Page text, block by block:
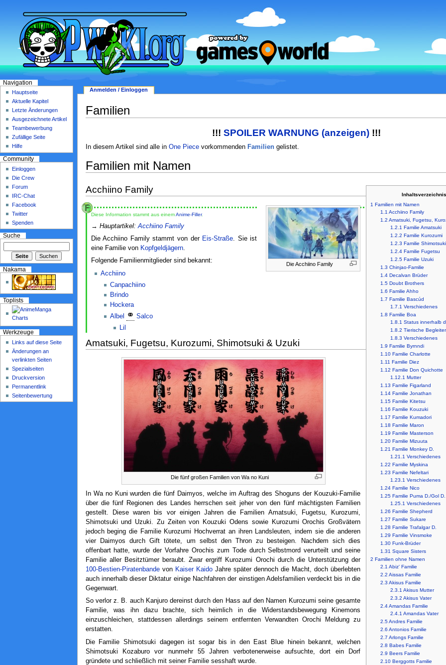
Familien
!!!SPOILER WARNUNG (anzeigen) !!!
In diesem Artikel sind alle in One Piecevorkommenden Familiengelistet.
Familien mit Namen
1 Familien mit Namen
1.1 Acchiino Family
1.2 Amatsuki, Fugetsu,
1.2.1 Familie Amatsuki
1.2.2 Familie Kurozumi
1.2.3 Familie Shimotsuki
1.2.4 Familie Fugetsu
1.2.5 Familie Uzuki
1.3 Chinjao-Familie
1.4 Decalvan Brüder
1.5 Doubt Brothers
1.6 Familie Ahho
1.7 Familie Bascúd
1.7.1 Verschiedenes
1.8 Familie Boa
1.8.1 Status innerhalb
1.8.2 Tierische Begleiter
1.8.3 Verschiedenes
1.9 Familie Byrnndi
1.10 Familie Charlotte
1.11 Familie Diez
1.12 Familie Don Quichotte
1.12.1 Mutter
1.13 Familie Figarland
1.14 Familie Jonathan
1.15 Familie Kitetsu
1.16 Familie Kouzuki
1.17 Familie Kumadori
1.18 Familie Maron
1.19 Familie Masterson
1.20 Familie Mizuuta
1.21 Familie Monkey D.
1.21.1 Verschiedenes
1.22 Familie Myskina
1.23 Familie Nefeltari
1.23.1 Verschiedenes
1.24 Familie Nico
1.25 Familie Puma D./Gol D.
1.25.1 Verschiedenes
1.26 Familie Shepherd
1.27 Familie Sukare
1.28 Familie Trafalgar D.
1.29 Familie Vinsmoke
1.30 Funk-Brüder
1.31 Square Sisters
2 Familien ohne Namen
2.1 Abiz' Familie
2.2 Aissas Familie
2.3 Akisus Familie
2.3.1 Akisus Mutter
2.3.2 Akisus Vater
2.4 Amandas Familie
2.4.1 Amandas Vater
2.5 Andres Familie
2.6 Antonios Familie
2.7 Arlongs Familie
2.8 Babes Familie
2.9 Beers Familie
2.10 Berggotts Familie
Acchiino Family
Die Acchiino Family
Diese Information stammt aus einemAnime-Filler.
→ Hauptartikel: Acchiino Family
Die Acchiino Family stammt von der Eis-Straße. Sie ist
eine Familie von Kopfgeldjägern.
Folgende Familienmitglieder sind bekannt:
Acchiino
Canpachiino
Brindo
Hockera
Albel
⚭ Salco
Lil
Amatsuki, Fugetsu, Kurozumi, Shimotsuki & Uzuki
Die fünf großen Familien von Wa no Kuni
In Wa no Kuni wurden die fünf Daimyos, welche im Auftrag des Shoguns der Kouzuki-Familie
über die fünf Regionen des Landes herrschen seit jeher von den fünf mächtigsten Familien
gestellt. Diese waren bis vor einigen Jahren die Familien Amatsuki, Fugetsu, Kurozumi,
Shimotsuki und Uzuki. Zu Zeiten von Kouzuki Odens sowie Kurozumi Orochis Großvätern
jedoch beging die Familie Kurozumi Hochverrat an ihren Landsleuten, indem sie die anderen
vier Daimyos durch Gift tötete, um selbst den Thron zu besteigen. Nachdem sich dies
offenbart hatte, wurde der Vorfahre Orochis zum Tode durch Selbstmord verurteilt und seine
Familie aller Besitztümer beraubt. Zwar ergriff Kurozumi Orochi durch die Unterstützung der
100-Bestien-Piratenbandevon Kaiser KaidoJahre später dennoch die Macht, doch überlebten
auch innerhalb dieser Diktatur einige Nachfahren der einstigen Adelsfamilien verdeckt bis in die
Gegenwart.
So verlor z. B. auch Kanjuro dereinst durch den Hass auf den Namen Kurozumi seine gesamte
Familie, was ihn dazu brachte, sich heimlich in die Widerstandsbewegung Kinemons
einzuschleichen, stattdessen allerdings seinem entfernten Verwandten Orochi Meldung zu
erstatten.
Die Familie Shimotsuki dagegen ist sogar bis in den East Blue hinein bekannt, welchen
Shimotsuki Kozaburo vor nunmehr 55 Jahren verbotenerweise aufsuchte, dort ein Dorf
gründete und schließlich mit seiner Familie sesshaft wurde.
Anmelden / Einloggen
Navigation
Hauptseite
Aktuelle Kapitel
Letzte Änderungen
Ausgezeichnete Artikel
Teambewerbung
Zufällige Seite
Hilfe
Community
Einloggen
Die Crew
Forum
IRC-Chat
Facebook
Twitter
Spenden
Suche
Nakama
Toplists
Werkzeuge
Links auf diese Seite
Änderungen an
verlinkten Seiten
Spezialseiten
Druckversion
Permanentlink
Seitenbewertung